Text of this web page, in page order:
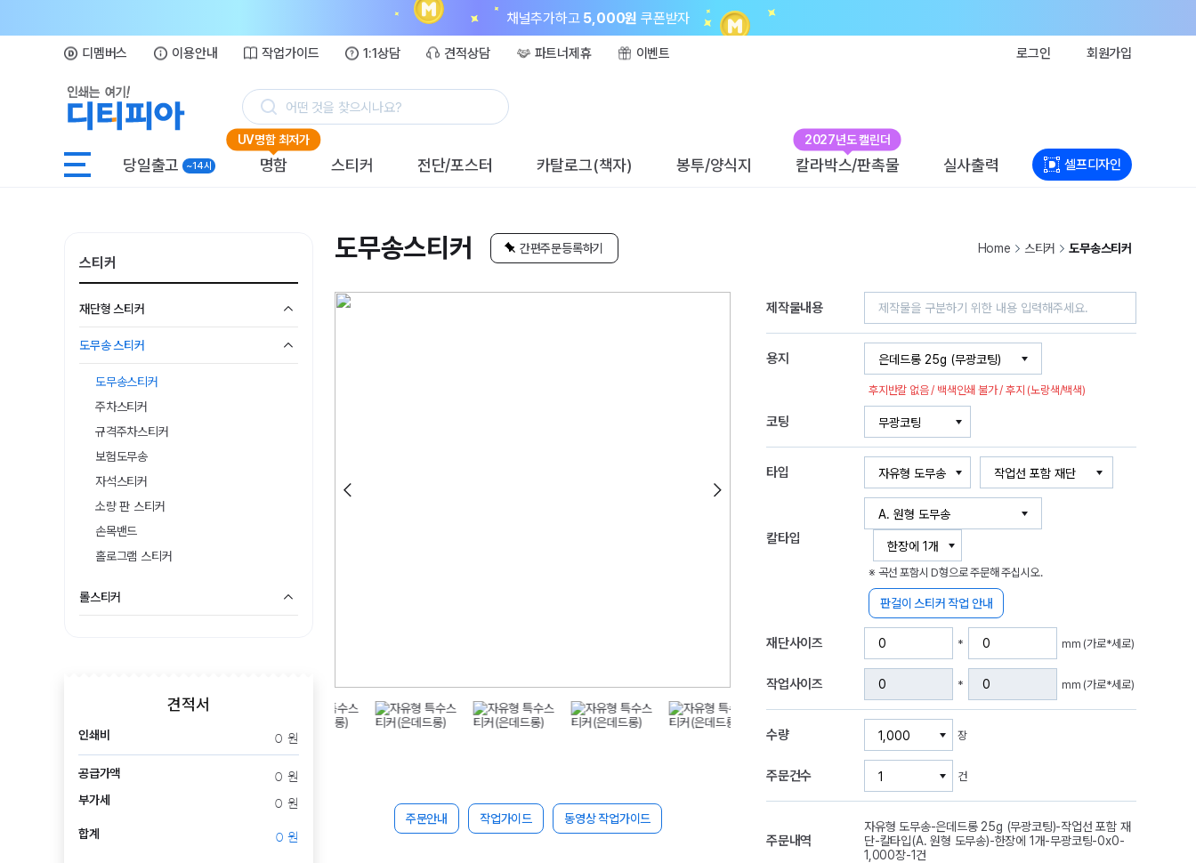
채널추가하고 5,000원 쿠폰받자
디멤버스 이용안내 작업가이드 1:1상담 견적상담 파트너제휴 이벤트 로그인 회원가입
어떤 것을 찾으시나요?
당일출고 ~14시
UV명함 최저가
명함 스티커 전단/포스터 카탈로그(책자) 봉투/양식지
2027년도 캘린더
칼라박스/판촉물 실사출력 셀프디자인
스티커
재단형 스티커
도무송 스티커
도무송스티커
주차스티커
규격주차스티커
보험도무송
자석스티커
소량 판 스티커
손목밴드
홀로그램 스티커
롤스티커
견적서
인쇄비 0 원
공급가액 0 원
부가세 0 원
합계 0 원
도무송스티커 간편주문등록하기 Home 스티커 도무송스티커
주문안내 작업가이드 동영상 작업가이드
제작물내용
용지
후지반칼 없음 / 백색인쇄 불가 / 후지 (노랑색/백색)
코팅
타입
칼타입
※ 곡선 포함시 D형으로 주문해 주십시오.
판걸이 스티커 작업 안내
재단사이즈 * mm (가로*세로)
작업사이즈 * mm (가로*세로)
수량 장
주문건수 건
주문내역
자유형 도무송-은데드롱 25g (무광코팅)-작업선 포함 재
단-칼타입(A. 원형 도무송)-한장에 1개-무광코팅-0x0-
1,000장-1건